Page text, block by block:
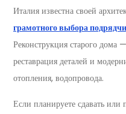
Италия известна своей
грамотного выбора
Реконструкция старого дома
реставрация деталей и
отопления, водопровода.
Если планируете сдавать или